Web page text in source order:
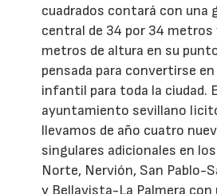
cuadrados contará con una
central de 34 por 34 metros
metros de altura en su
pensada para convertirse
infantil para toda la ciudad.
ayuntamiento sevillano
llevamos de año cuatro
singulares adicionales en
Norte, Nervión, San Pablo-
y Bellavista-La Palmera con